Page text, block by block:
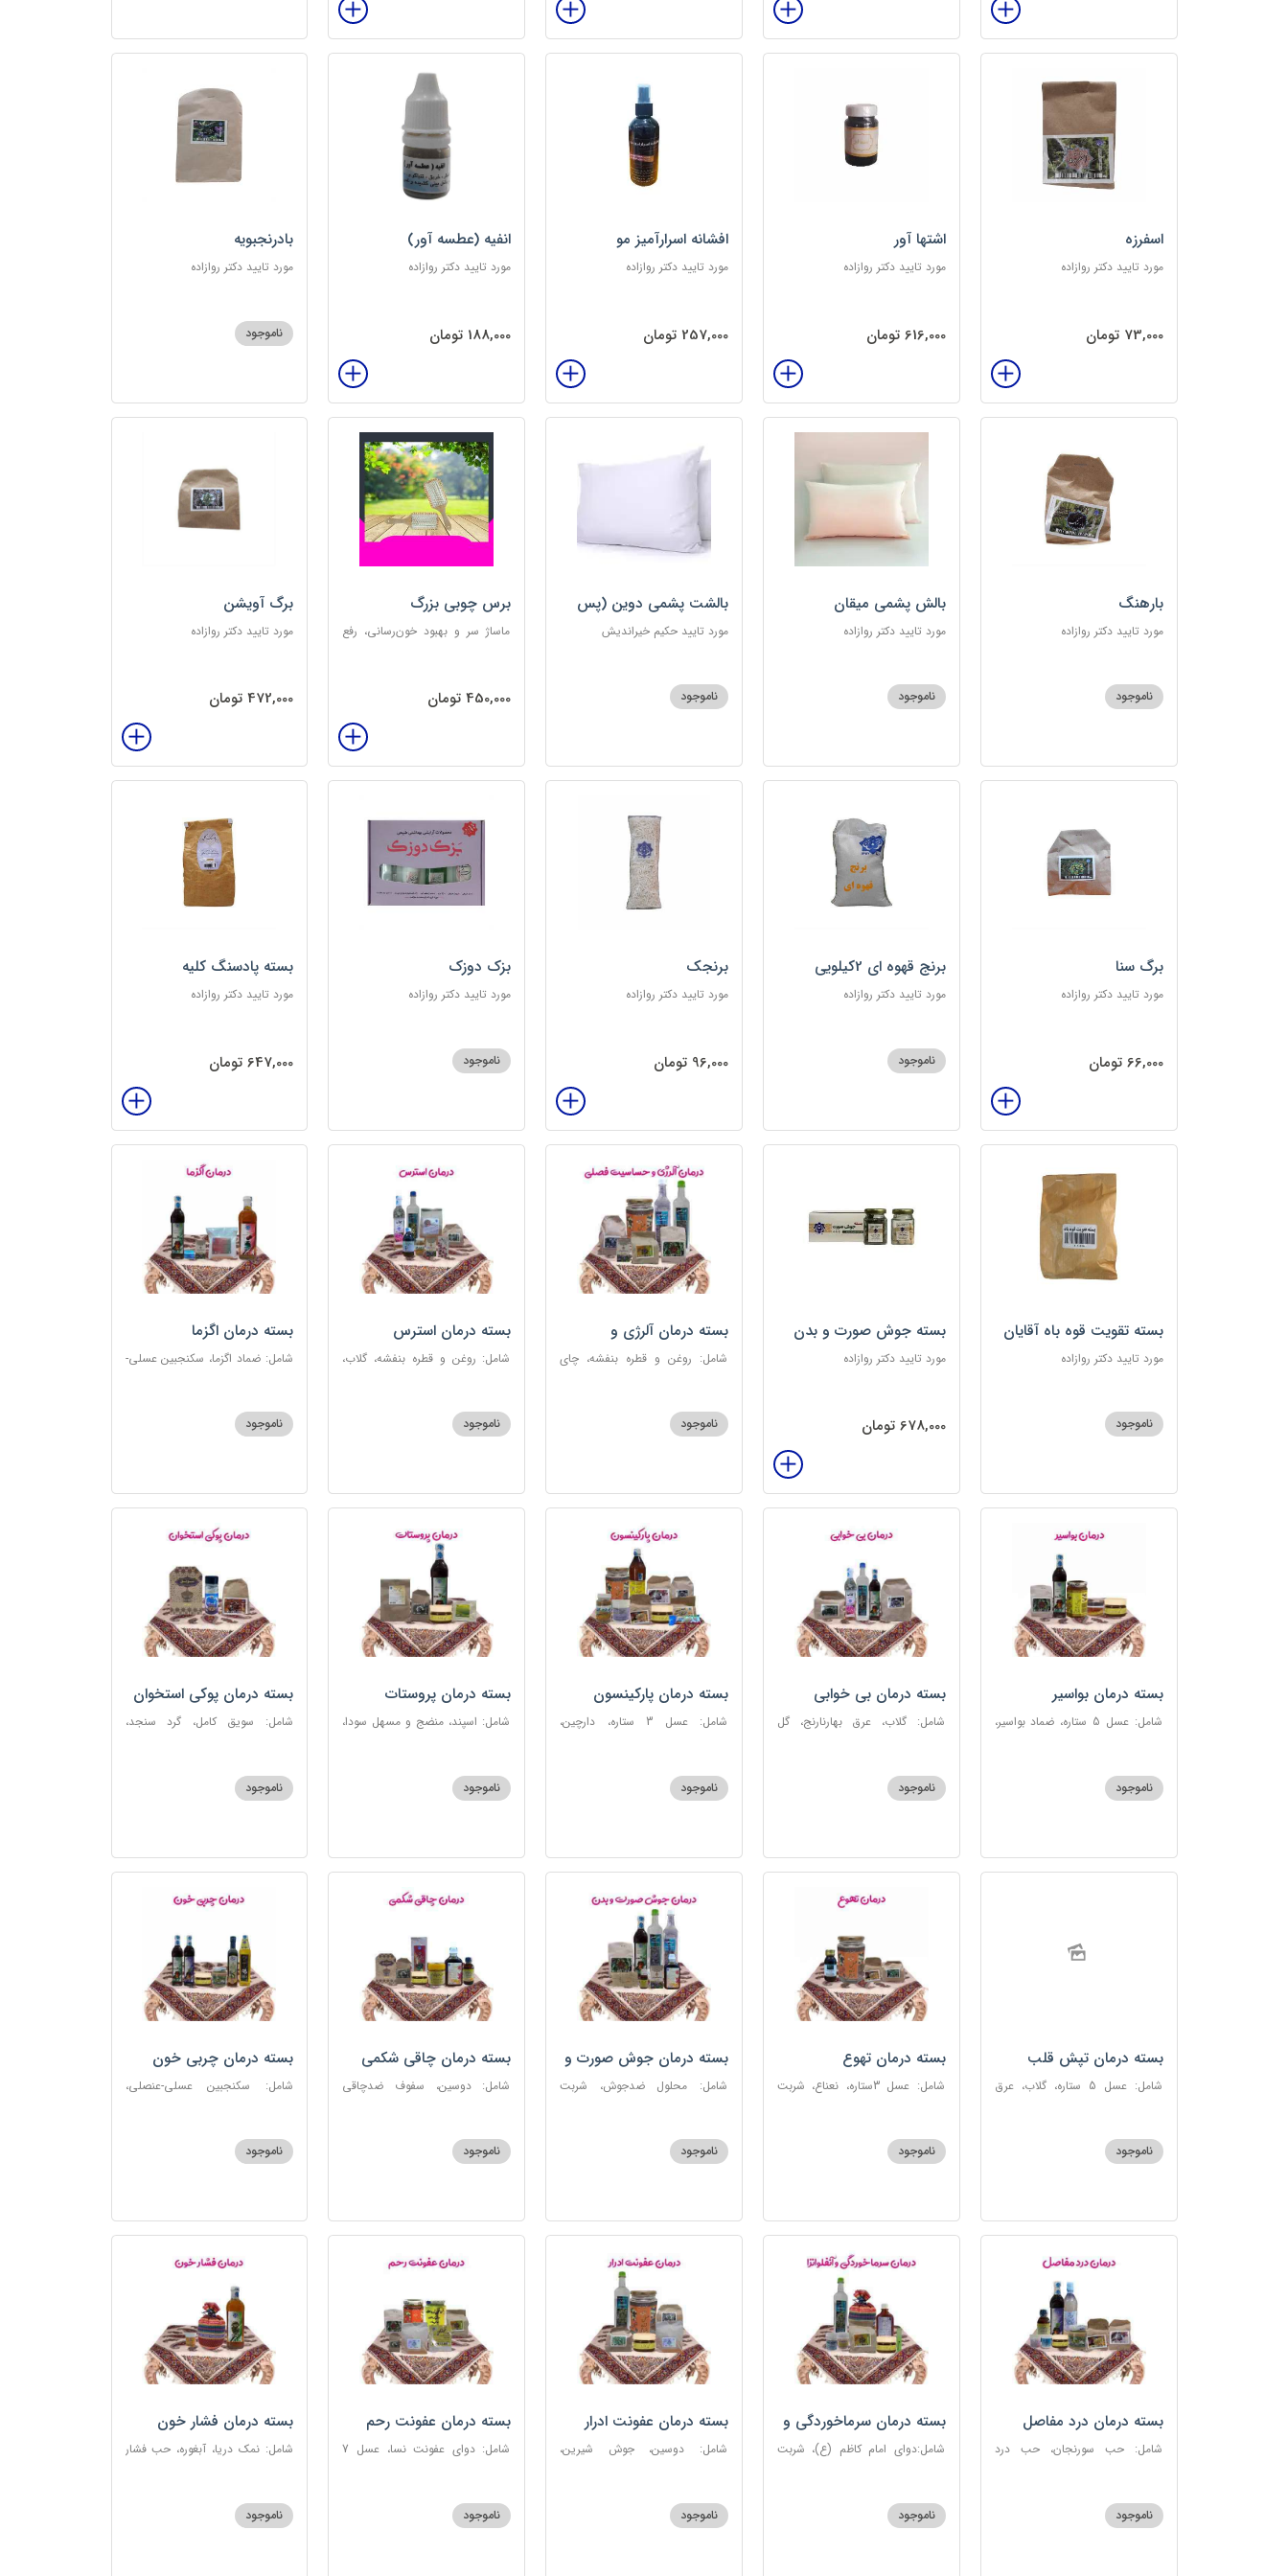
اسفرزه
مورد تایید دکتر روازاده
73,000 تومان
اشتها آور
مورد تایید دکتر روازاده
616,000 تومان
افشانه اسرارآمیز مو
مورد تایید دکتر روازاده
257,000 تومان
انفیه (عطسه آور)
مورد تایید دکتر روازاده
188,000 تومان
بادرنجبویه
مورد تایید دکتر روازاده
ناموجود
بارهنگ
مورد تایید دکتر روازاده
ناموجود
بالش پشمی میقان
مورد تایید دکتر روازاده
ناموجود
بالشت پشمی دوین (پس
کرایه)
مورد تایید حکیم خیراندیش
ناموجود
برس چوبی بزرگ
ماساژ سر و بهبود خون‌رسانی، رفع
450,000 تومان
برگ آویشن
مورد تایید دکتر روازاده
472,000 تومان
برگ سنا
مورد تایید دکتر روازاده
66,000 تومان
برنج قهوه ای 2کیلویی
مورد تایید دکتر روازاده
ناموجود
برنجک
مورد تایید دکتر روازاده
96,000 تومان
بزک دوزک
مورد تایید دکتر روازاده
ناموجود
بسته پادسنگ کلیه
مورد تایید دکتر روازاده
647,000 تومان
بسته تقویت قوه باه آقایان
مورد تایید دکتر روازاده
ناموجود
بسته جوش صورت و بدن
مورد تایید دکتر روازاده
678,000 تومان
بسته درمان آلرژی و
حساسیت فصلی
شامل: روغن و قطره بنفشه، چای
3 ستاره ناموجود
بسته درمان استرس
شامل: روغن و قطره بنفشه، گلاب،
گل، بهارنارنج، چای مبارک
ناموجود
بسته درمان اگزما
شامل: ضماد اگزما، سکنجبین عسلی-
110ناموجود
بسته درمان بواسیر
شامل: عسل 5 ستاره، ضماد بواسیر،
ناموجود
بسته درمان بی خوابی
شامل: گلاب، عرق بهارنارنج، گل
ناموجود
بسته درمان پارکینسون
شامل: عسل 3 ستاره، دارچین،
گل، حب تقویت حافظه
ناموجود
بسته درمان پروستات
شامل: اسپند، منضج و مسهل سودا،
ناموجود
بسته درمان پوکی استخوان
شامل: سویق کامل، گرد سنجد،
ناموجود
بسته درمان تپش قلب
شامل: عسل 5 ستاره، گلاب، عرق
ناموجود
بسته درمان تهوع
شامل: عسل 3ستاره، نعناع، شربت
ناموجود
بسته درمان جوش صورت و
بدن
شامل: محلول ضدجوش، شربت
خاکشیر، صابون شغاری قهوه ای،
روغن و قطره بنفشه
ناموجود
بسته درمان چاقی شکمی
شامل: دوسین، سفوف ضدچاقی
ناموجود
بسته درمان چربی خون
شامل: سکنجبین عسلی-عنصلی،
ناموجود
بسته درمان درد مفاصل
شامل: حب سورنجان، حب درد
دوغ شتر، روغن گرم کد123
ناموجود
بسته درمان سرماخوردگی و
آنفلوانزا
شامل:دوای امام کاظم (ع)، شربت
دریاناموجود
بسته درمان عفونت ادرار
شامل: دوسین، جوش شیرین،
ناموجود
بسته درمان عفونت رحم
شامل: دوای عفونت نسا، عسل 7
اعلاناموجود
بسته درمان فشار خون
شامل: نمک دریا، آبغوره، حب فشار
ناموجود